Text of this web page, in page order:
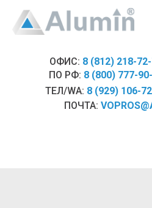
ОФИС: 8 (812) 218-
ПО РФ: 8 (800) 777-
ТЕЛ/WA: 8 (929) 106-
ПОЧТА: